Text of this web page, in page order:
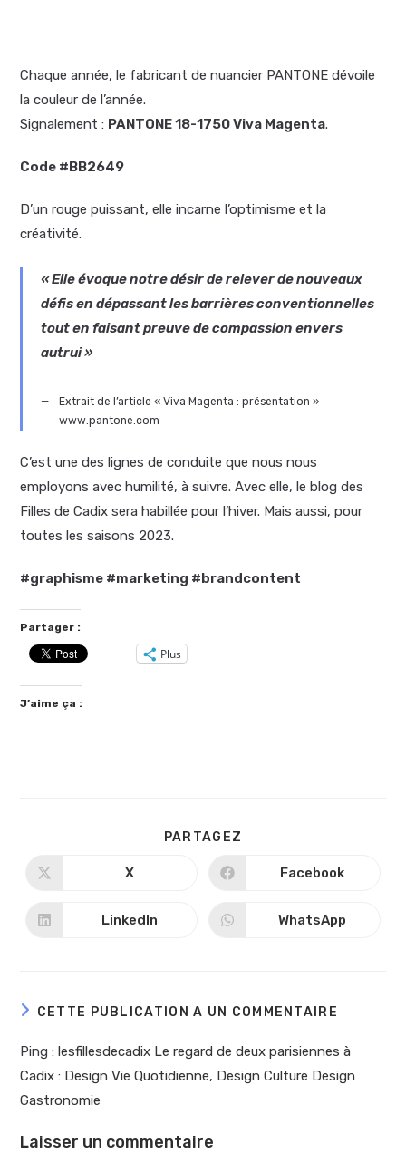
Chaque année, le fabricant de nuancier PANTONE dévoile
la couleur de l’année.
Signalement : PANTONE 18-1750 Viva Magenta.
Code #BB2649
D’un rouge puissant, elle incarne l’optimisme et la
créativité.
« Elle évoque notre désir de relever de nouveaux
défis en dépassant les barrières conventionnelles
tout en faisant preuve de compassion envers
autrui »
Extrait de l’article « Viva Magenta : présentation »
www.pantone.com
C’est une des lignes de conduite que nous nous
employons avec humilité, à suivre. Avec elle, le blog des
Filles de Cadix sera habillée pour l’hiver. Mais aussi, pour
toutes les saisons 2023.
#graphisme #marketing #brandcontent
Partager :
Plus
J’aime ça :
PARTAGEZ
X Facebook
LinkedIn WhatsApp
CETTE PUBLICATION A UN COMMENTAIRE
Ping :lesfillesdecadix Le regard de deux parisiennes à
Cadix : Design Vie Quotidienne, Design Culture Design
Gastronomie
Laisser un commentaire